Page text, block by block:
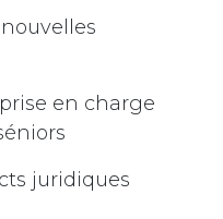
en charge
juridiques